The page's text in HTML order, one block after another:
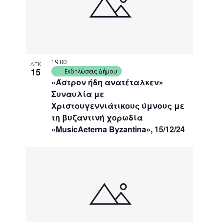
ΔΕΚ
15
«Άστρον ήδη ανατέταλκεν»
Συναυλία με
Χριστουγεννιάτικους ύμνους με
τη βυζαντινή χορωδία
«MusicAeterna Byzantina», 15/12/24
19:00
Εκδηλώσεις Δήμου